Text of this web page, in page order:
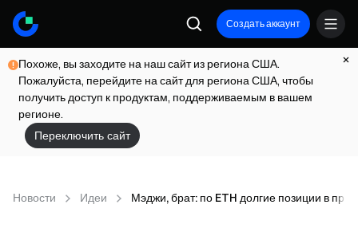
Создать аккаунт
Похоже, вы заходите на наш сайт из региона США.
Пожалуйста, перейдите на сайт для региона США, чтобы
получить доступ к продуктам, поддерживаемым в вашем
регионе.
Переключить сайт
Новости Идеи Мэджи, брат: по ETH долгие позиции в